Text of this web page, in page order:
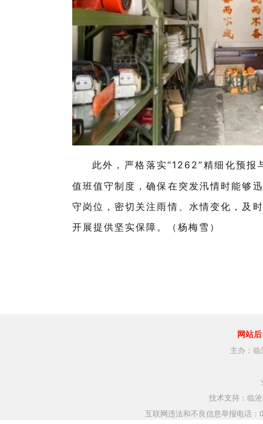
此外，严格落实“1262”精细化预报
值班值守制度，确保在突发汛情时能够
守岗位，密切关注雨情、水情变化，及
开展提供坚实保障。（杨梅雪）
网站
主办：
技术支持：临
互联网违法和不良信息举报电话